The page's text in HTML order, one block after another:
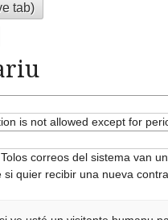
tab)
is not allowed except for
correos del sistema van
quier recibir una nueva